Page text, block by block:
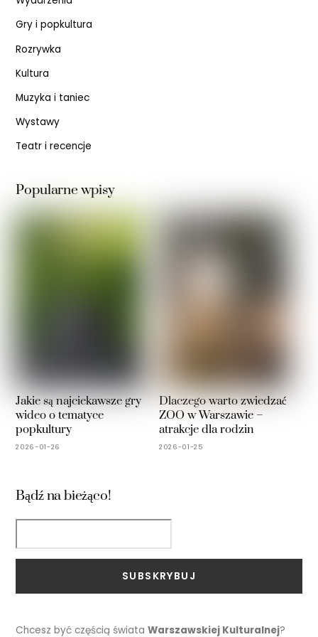
Gry i popkultura
Rozrywka
Kultura
Muzyka i taniec
Wystawy
Teatr i recencje
Popularne wpisy
Jakie są najciekawsze gry
wideo o tematyce
popkultury
2026-01-26
Dlaczego warto zwiedzać
ZOO w Warszawie –
atrakcje dla rodzin
2026-01-25
Bądź na bieżąco!
SUBSKRYBUJ
Chcesz być częścią świataWarszawskiej Kulturalnej?